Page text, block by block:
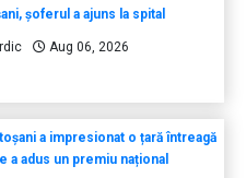
șoferul a ajuns la spital
Aug 06, 2026
a impresionat o țară întreagă
a adus un premiu național